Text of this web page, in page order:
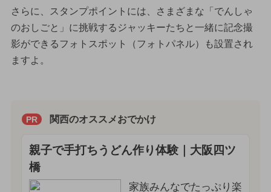
さらに、スタンプポイントには、さまざまな「でんしゃ
のおしごと」に挑戦するジャッキーたちと一緒に記念撮
影ができるフォトスポット（フォトパネル）も設置され
ますよ。
PR 関西のオススメおでかけ
親子で手打ちうどん作り体験｜大阪四ツ
橋
家族みんなでたっぷり楽